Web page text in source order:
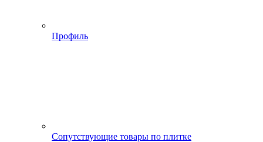
Профиль
Сопутствующие товары по плитке